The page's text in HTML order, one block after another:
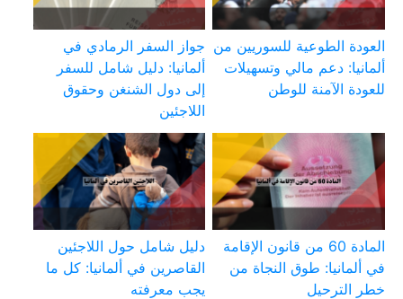
العودة الطوعية للسوريين من
ألمانيا: دعم مالي وتسهيلات
للعودة الآمنة للوطن
جواز السفر الرمادي في
ألمانيا: دليل شامل للسفر
إلى دول الشنغن وحقوق
اللاجئين
المادة 60 من قانون الإقامة
في ألمانيا: طوق النجاة من
خطر الترحيل
دليل شامل حول اللاجئين
القاصرين في ألمانيا: كل ما
يجب معرفته